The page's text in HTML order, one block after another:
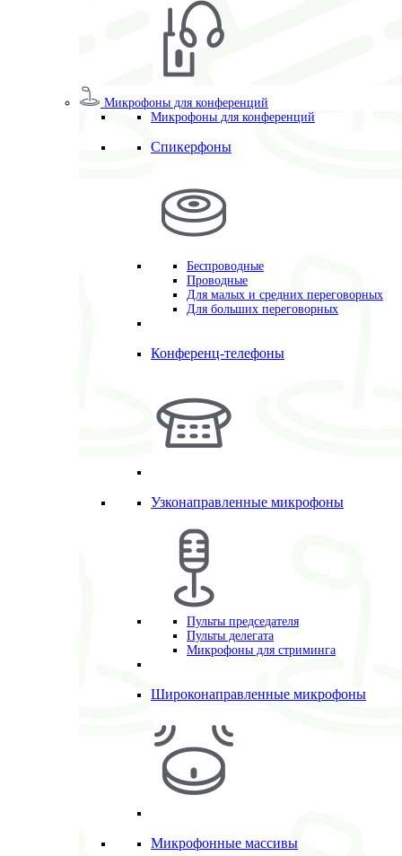
Микрофоны для конференций
Микрофоны для конференций
Спикерфоны
Беспроводные
Проводные
Для малых и средних переговорных
Для больших переговорных
Конференц-телефоны
Узконаправленные микрофоны
Пульты председателя
Пульты делегата
Микрофоны для стриминга
Широконаправленные микрофоны
Микрофонные массивы